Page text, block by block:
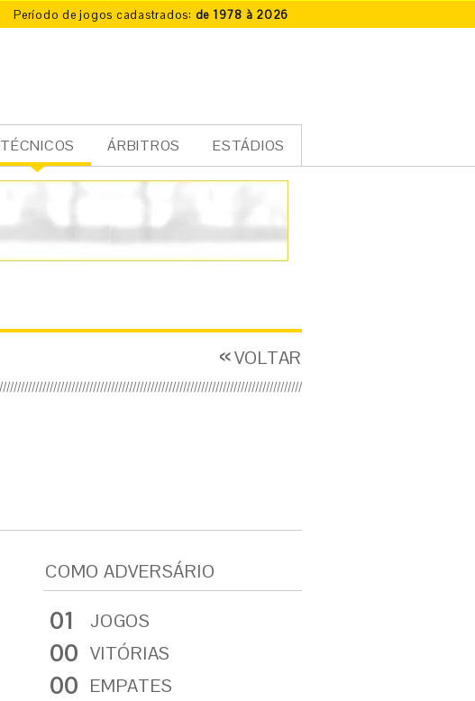
Período de jogos cadastrados: de 1978 à 2026
TÉCNICOS ÁRBITROS ESTÁDIOS
VOLTAR
COMO ADVERSÁRIO
01 JOGOS
00 VITÓRIAS
00 EMPATES